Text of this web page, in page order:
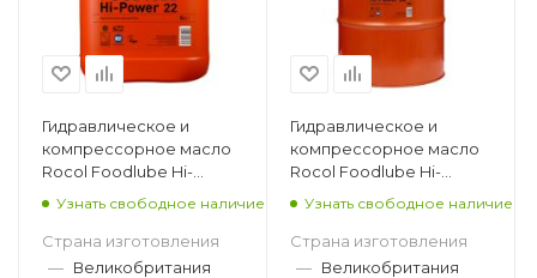
Гидравлическое и
компрессорное масло
Rocol Foodlube Hi-
Узнать свободное наличие
Страна изготовления
— Великобритания
Гидравлическое и
компрессорное масло
Rocol Foodlube Hi-
Power 32, 200л
Узнать свободное наличие
Страна изготовления
— Великобритания